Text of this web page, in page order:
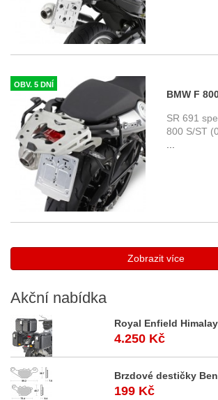
OBV. 5 DNÍ
BMW F
rack pro
SR 691
800 S/ST
Zobrazit více
Akční nabídka
Royal Enfield
4.250 Kč
Brzdové destičky
199 Kč